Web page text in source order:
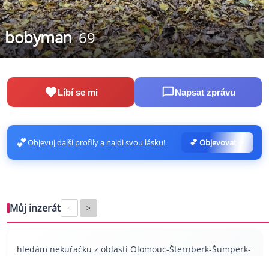
bobyman 69
Líbí se mi Napsat zprávu
💕Objevuj další profily a najdi svou lásku! 💕 Objevovat
Můj inzerát < >
hledám nekuřačku z oblasti Olomouc-Šternberk-Šumperk-